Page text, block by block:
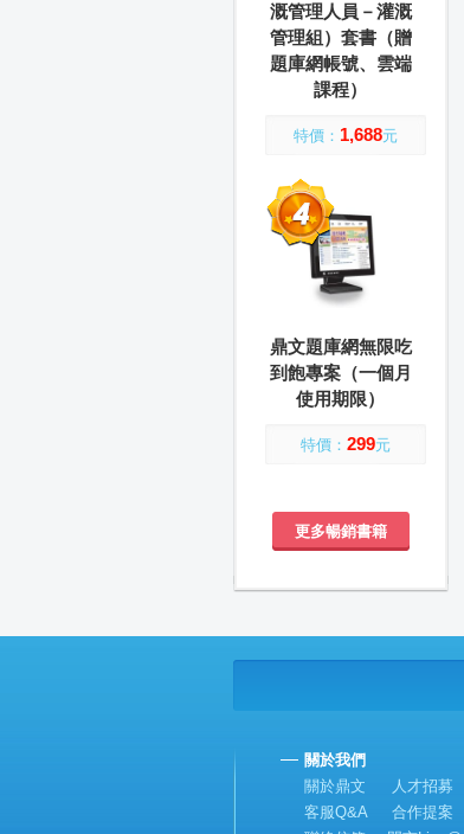
溉管理人員－灌溉
管理組）套書（贈
題庫網帳號、雲端
課程）
特價： 1,688元
鼎文題庫網無限吃
到飽專案（一個月
使用期限）
特價： 299元
更多暢銷書籍
關於我們
關於鼎文
人才招募
客服Q&A
合作提案